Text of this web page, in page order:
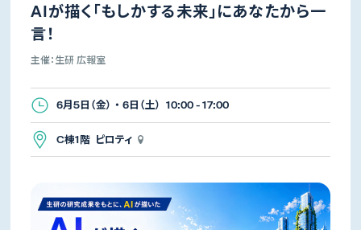
AIが描く「もしかする未来」にあなたから一
言！
主催：生研 広報室
6月5日（金） ・ 6日（土） 10:00 - 17:00
C棟1階 ピロティ